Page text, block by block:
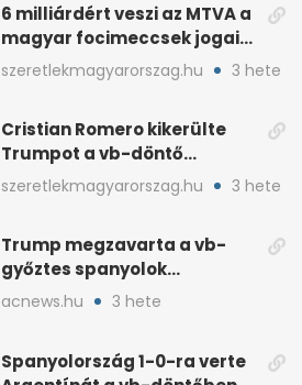
6 milliárdért veszi az MTVA a
magyar focimeccsek jogait
a 2026–27-es idényre
szeretlekmagyarorszag.hu 3 hete
Cristian Romero kikerülte
Trumpot a vb-döntő
díjátadóján
szeretlekmagyarorszag.hu 3 hete
Trump megzavarta a vb-
győztes spanyolok
ünneplését a trófeaátadón
acnews.hu 3 hete
Spanyolország 1-0-ra verte